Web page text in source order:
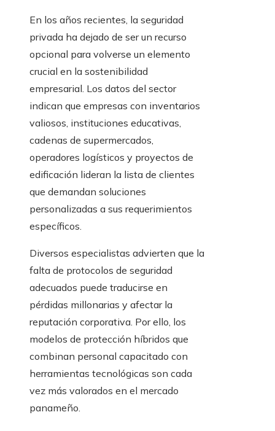
En los años recientes, la seguridad
privada ha dejado de ser un recurso
opcional para volverse un elemento
crucial en la sostenibilidad
empresarial. Los datos del sector
indican que empresas con inventarios
valiosos, instituciones educativas,
cadenas de supermercados,
operadores logísticos y proyectos de
edificación lideran la lista de clientes
que demandan soluciones
personalizadas a sus requerimientos
específicos.
Diversos especialistas advierten que la
falta de protocolos de seguridad
adecuados puede traducirse en
pérdidas millonarias y afectar la
reputación corporativa. Por ello, los
modelos de protección híbridos que
combinan personal capacitado con
herramientas tecnológicas son cada
vez más valorados en el mercado
panameño.